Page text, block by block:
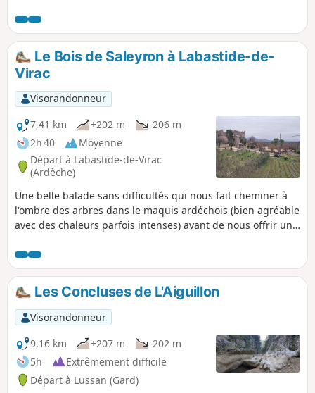
Gaud ainsi que l'Ardèche.
Le Bois de Saleyron à Labastide-de-
Virac
Visorandonneur
7,41 km
+202 m
-206 m
2h 40
Moyenne
Départ à Labastide-de-Virac
(Ardèche)
Une belle balade sans difficultés qui nous fait cheminer à
l'ombre des arbres dans le maquis ardéchois (bien agréable
avec des chaleurs parfois intenses) avant de nous offrir une
Les Concluses de L'Aiguillon
Visorandonneur
9,16 km
+207 m
-202 m
5h
Extrêmement difficile
Départ à Lussan (Gard)